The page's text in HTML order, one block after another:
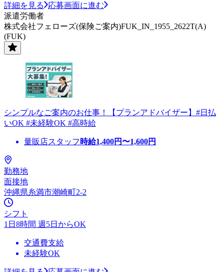
詳細を見る
応募画面に進む
派遣労働者
株式会社フェローズ(保険ご案内)FUK_IN_1955_2622T(A)
(FUK)
シンプルなご案内のお仕事！【プランアドバイザー】#日払
いOK #未経験OK #高時給
量販店スタッフ 時給1,400円〜1,600円
勤務地
面接地
沖縄県糸満市潮崎町2-2
シフト
1日8時間 週5日からOK
交通費支給
未経験OK